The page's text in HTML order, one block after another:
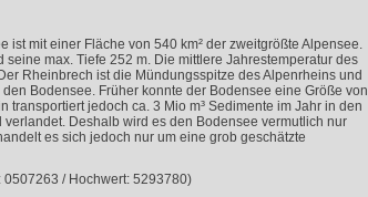
ist mit einer Fläche von 540 km² der zweitgrößte Alpensee.
max. Tiefe 252 m. Die mittlere Jahrestemperatur des
Rheinbrech ist die Mündungsspitze des Alpenrheins und
Bodensee. Früher konnte der Bodensee eine Größe von
transportiert jedoch ca. 3 Mio m³ Sedimente im Jahr in den
Deshalb wird es den Bodensee vermutlich nur
es sich jedoch nur um eine grob geschätzte
0507263 / Hochwert: 5293780)